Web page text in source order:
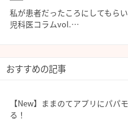
私が患者だったころにしてもら
児科医コラムvol.…
おすすめの記事
【New】ままのてアプリにパパ
る！